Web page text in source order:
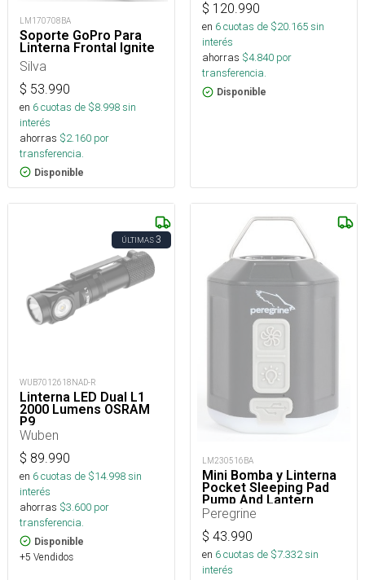
LM170708BA
Soporte GoPro Para
Linterna Frontal Ignite
Silva
$ 53.990
en 6cuotas de $8.998sin
interés
ahorras $2.160 por
transferencia.
Disponible
$ 120.990
en 6cuotas de $20.165sin
interés
ahorras $4.840 por
transferencia.
Disponible
ÚLTIMAS3
WUB7012618NAD-R
Linterna LED Dual L1
2000 Lumens OSRAM
P9
Wuben
$ 89.990
en 6cuotas de $14.998sin
interés
ahorras $3.600 por
transferencia.
Disponible
+5 Vendidos
LM230516BA
Mini Bomba y Linterna
Pocket Sleeping Pad
Pump And Lantern
Peregrine
$ 43.990
en 6cuotas de $7.332sin
interés